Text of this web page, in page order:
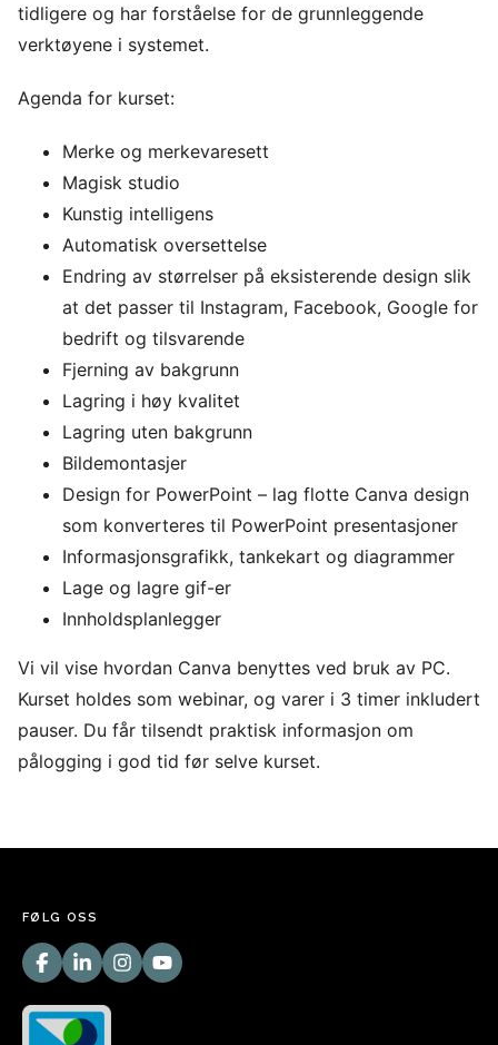
tidligere og har forståelse for de grunnleggende
verktøyene i systemet.
Agenda for kurset:
Merke og merkevaresett
Magisk studio
Kunstig intelligens
Automatisk oversettelse
Endring av størrelser på eksisterende design slik
at det passer til Instagram, Facebook, Google for
bedrift og tilsvarende
Fjerning av bakgrunn
Lagring i høy kvalitet
Lagring uten bakgrunn
Bildemontasjer
Design for PowerPoint – lag flotte Canva design
som konverteres til PowerPoint presentasjoner
Informasjonsgrafikk, tankekart og diagrammer
Lage og lagre gif-er
Innholdsplanlegger
Vi vil vise hvordan Canva benyttes ved bruk av PC.
Kurset holdes som webinar, og varer i 3 timer inkludert
pauser. Du får tilsendt praktisk informasjon om
pålogging i god tid før selve kurset.
FØLG OSS